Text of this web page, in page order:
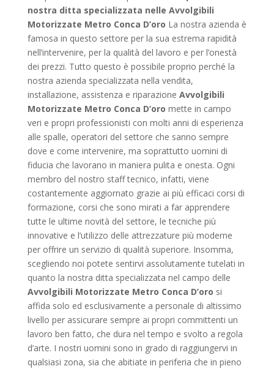
nostra ditta specializzata nelle Avvolgibili
Motorizzate Metro Conca D’oro La nostra azienda è
famosa in questo settore per la sua estrema rapidità
nell’intervenire, per la qualità del lavoro e per l’onestà
dei prezzi. Tutto questo è possibile proprio perché la
nostra azienda specializzata nella vendita,
installazione, assistenza e riparazione Avvolgibili
Motorizzate Metro Conca D’oro mette in campo
veri e propri professionisti con molti anni di esperienza
alle spalle, operatori del settore che sanno sempre
dove e come intervenire, ma soprattutto uomini di
fiducia che lavorano in maniera pulita e onesta. Ogni
membro del nostro staff tecnico, infatti, viene
costantemente aggiornato grazie ai più efficaci corsi di
formazione, corsi che sono mirati a far apprendere
tutte le ultime novità del settore, le tecniche più
innovative e l’utilizzo delle attrezzature più moderne
per offrire un servizio di qualità superiore. Insomma,
scegliendo noi potete sentirvi assolutamente tutelati in
quanto la nostra ditta specializzata nel campo delle
Avvolgibili Motorizzate Metro Conca D’oro si
affida solo ed esclusivamente a personale di altissimo
livello per assicurare sempre ai propri committenti un
lavoro ben fatto, che dura nel tempo e svolto a regola
d’arte. I nostri uomini sono in grado di raggiungervi in
qualsiasi zona, sia che abitiate in periferia che in pieno